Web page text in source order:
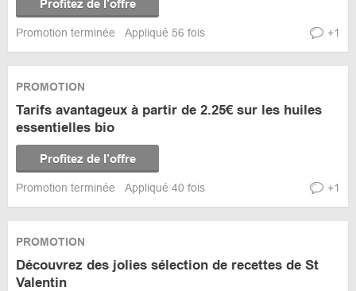
Profitez de l’offre
Promotion terminée Appliqué 56 fois +1
PROMOTION
Tarifs avantageux à partir de 2.25€ sur les huiles
essentielles bio
Profitez de l’offre
Promotion terminée Appliqué 40 fois +1
PROMOTION
Découvrez des jolies sélection de recettes de St
Valentin